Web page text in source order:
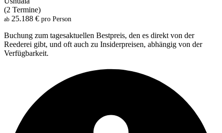
(2 Termine)
ab 25.188 € pro Person
Buchung zum tagesaktuellen Bestpreis, den es direkt von der
Reederei gibt, und oft auch zu Insiderpreisen, abhängig von der
Verfügbarkeit.